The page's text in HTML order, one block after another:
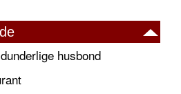
husbond